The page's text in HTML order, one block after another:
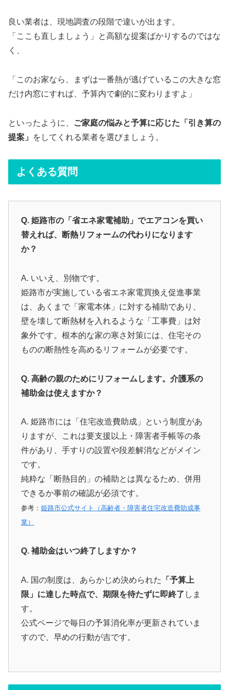
良い業者は、現地調査の段階で違いが出ます。
「ここも直しましょう」と高額な提案ばかりするのではな
く、
「このお家なら、まずは一番熱が逃げているこの大きな窓
だけ内窓にすれば、予算内で劇的に変わりますよ」
といったように、
ご家庭の悩みと予算に応じた「引き算の
提案」
をしてくれる業者を選びましょう。
よくある質問
Q. 姫路市の「省エネ家電補助」でエアコンを買い
替えれば、断熱リフォームの代わりになります
か？
A. いいえ、別物です。
姫路市が実施している省エネ家電買換え促進事業
は、あくまで「家電本体」に対する補助であり、
壁を壊して断熱材を入れるような「工事費」は対
象外です。根本的な家の寒さ対策には、住宅その
ものの断熱性を高めるリフォームが必要です。
Q. 高齢の親のためにリフォームします。介護系の
補助金は使えますか？
A. 姫路市には「住宅改造費助成」という制度があ
りますが、これは要支援以上・障害者手帳等の条
件があり、手すりの設置や段差解消などがメイン
です。
純粋な「断熱目的」の補助とは異なるため、併用
できるか事前の確認が必須です。
参考： 姫路市公式サイト（高齢者・障害者住宅改造費助成事
業）
Q. 補助金はいつ終了しますか？
A. 国の制度は、あらかじめ決められた
「予算上
限」に達した時点で、期限を待たずに即終了 しま
す。
公式ページで毎日の予算消化率が更新されていま
すので、早めの行動が吉です。